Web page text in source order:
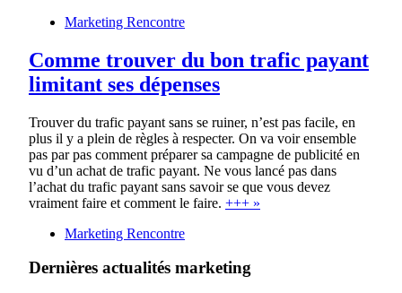
Marketing Rencontre
Comme trouver du bon trafic payant
limitant ses dépenses
Trouver du trafic payant sans se ruiner, n’est pas facile, en
plus il y a plein de règles à respecter. On va voir ensemble
pas par pas comment préparer sa campagne de publicité en
vu d’un achat de trafic payant. Ne vous lancé pas dans
l’achat du trafic payant sans savoir se que vous devez
vraiment faire et comment le faire. +++ »
Marketing Rencontre
Dernières actualités marketing